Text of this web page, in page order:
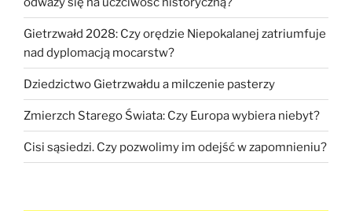
Gietrzwałd 2028: Czy orędzie Niepokalanej zatriumfuje
nad dyplomacją mocarstw?
Dziedzictwo Gietrzwałdu a milczenie pasterzy
Zmierzch Starego Świata: Czy Europa wybiera niebyt?
Cisi sąsiedzi. Czy pozwolimy im odejść w zapomnieniu?